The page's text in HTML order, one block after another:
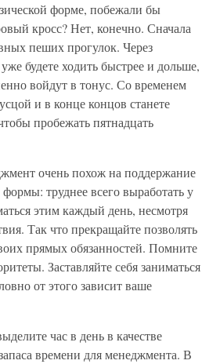
форме, побежали бы
кросс? Нет, конечно. Сначала
пеших прогулок. Через
будете ходить быстрее и дольше,
войдут в тонус. Со временем
и в конце концов станете
пробежать пятнадцать
очень похож на поддержание
труднее всего выработать у
этим каждый день, несмотря
Так что прекращайте позволять
прямых обязанностей. Помните
Заставляйте себя заниматься
от этого зависит ваше
час в день в качестве
времени для менеджмента. В